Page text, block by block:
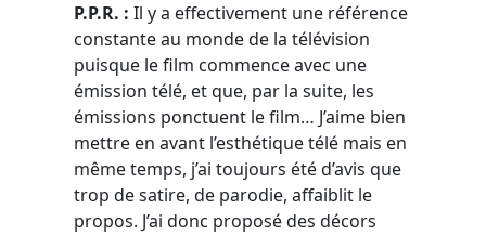
P.P.R. : Il y a effectivement une référence
constante au monde de la télévision
puisque le film commence avec une
émission télé, et que, par la suite, les
émissions ponctuent le film… J’aime bien
mettre en avant l’esthétique télé mais en
même temps, j’ai toujours été d’avis que
trop de satire, de parodie, affaiblit le
propos. J’ai donc proposé des décors